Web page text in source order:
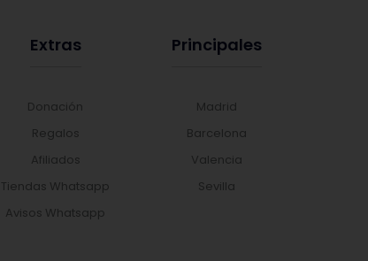
Extras
Donación
Regalos
Afiliados
Tiendas Whatsapp
Avisos Whatsapp
Principales
Madrid
Barcelona
Valencia
Sevilla